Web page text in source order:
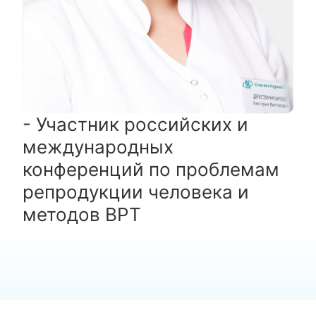
- Участник российских и
международных
конференций по проблемам
репродукции человека и
методов ВРТ